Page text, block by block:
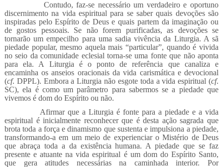
Contudo, faz-se necessário um verdadeiro e oportuno
discernimento na vida espiritual para se saber quais devoções são
inspiradas pelo Espírito de Deus e quais partem da imaginação ou
de gostos pessoais. Se não forem purificadas, as devoções se
tornarão um empecilho para uma sadia vivência da Liturgia. A sã
piedade popular, mesmo aquela mais “particular”, quando é vivida
no seio da comunidade eclesial torna-se uma fonte que não aponta
para ela. A Liturgia é o ponto de referência que canaliza e
encaminha os anseios oracionais da vida carismática e devocional
(cf. DPPL). Embora a Liturgia não esgote toda a vida espiritual (cf.
SC), ela é como um parâmetro para sabermos se a piedade que
vivemos é dom do Espírito ou não.
Afirmar que a Liturgia é fonte para a piedade e a vida
espiritual é inicialmente reconhecer que é desta ação sagrada que
brota toda a força e dinamismo que sustenta e impulsiona a piedade,
transformando-a em um meio de experienciar o Mistério de Deus
que abraça toda a da existência humana. A piedade que se faz
presente e atuante na vida espiritual é um dom do Espírito Santo,
que gera atitudes necessárias na caminhada interior. Por